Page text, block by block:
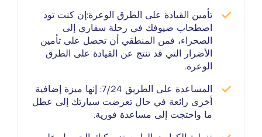
تأمين القيادة على الطرق الوعرة:إن كنت تود
اصطحاب ضيوفك في رحلة سفاري إلى
الصحراء، فمن المنطقي أن تحصل على تأمين
الأضرار التي قد تنتج عن القيادة على الطرق
الوعرة.
المساعدة على الطريق 7/24:
إنها ميزة إضافية
أخرى رائعة في حال تعرضت سيارتك إلى عطل
ما واحتجت إلى مساعدة فورية.